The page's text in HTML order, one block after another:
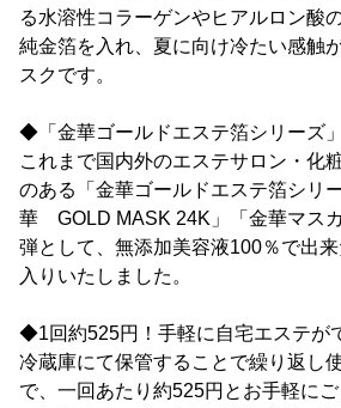
る水溶性コラーゲンやヒアルロン酸
純金箔を入れ、夏に向け冷たい感触
スクです。
◆「金華ゴールドエステ箔シリーズ
これまで国内外のエステサロン・化
のある「金華ゴールドエステ箔シリ
華 GOLD MASK 24K」「金華マス
弾として、無添加美容液100％で出
入りいたしました。
◆1回約525円！手軽に自宅エステが
冷蔵庫にて保管することで繰り返し
で、一回あたり約525円とお手軽に